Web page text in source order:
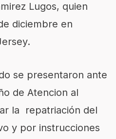
Lugos, quien
diciembre en
se presentaron ante
de Atencion al
la repatriación del
y por instrucciones